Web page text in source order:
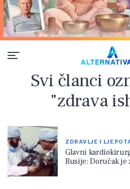
Svi članci
"zdrava
ZDRAVLJE I
Glavni
Rusije: Doručak je